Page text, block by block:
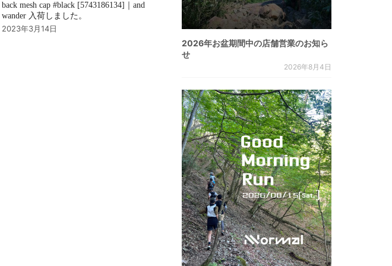
back mesh cap #black [5743186134]｜and
wander 入荷しました。
2023年3月14日
2026年お盆期間中の店舗営業のお知ら
せ
2026年8月4日